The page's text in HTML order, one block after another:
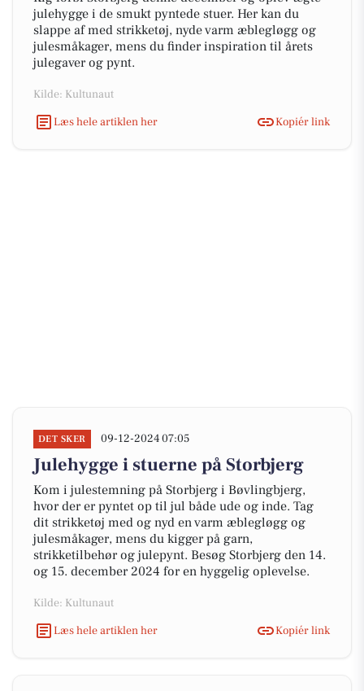
julehygge i de smukt pyntede stuer. Her kan du
slappe af med strikketøj, nyde varm æblegløgg og
julesmåkager, mens du finder inspiration til årets
julegaver og pynt.
Kilde: Kultunaut
Læs hele artiklen her
Kopiér link
DET SKER 09-12-2024 07:05
Julehygge i stuerne på Storbjerg
Kom i julestemning på Storbjerg i Bøvlingbjerg,
hvor der er pyntet op til jul både ude og inde. Tag
dit strikketøj med og nyd en varm æblegløgg og
julesmåkager, mens du kigger på garn,
strikketilbehør og julepynt. Besøg Storbjerg den 14.
og 15. december 2024 for en hyggelig oplevelse.
Kilde: Kultunaut
Læs hele artiklen her
Kopiér link